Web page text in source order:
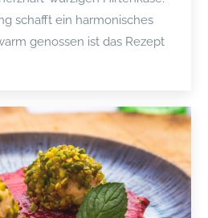
schafft ein harmonisches
genossen ist das Rezept